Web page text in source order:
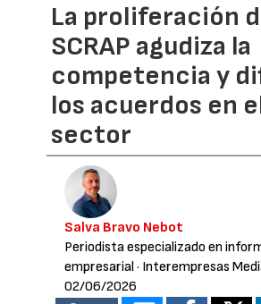
La proliferación
SCRAP agudiza la
competencia y
los acuerdos en
sector
Salva Bravo Nebot
Periodista especializado en
empresarial· Interempresas
02/06/2026